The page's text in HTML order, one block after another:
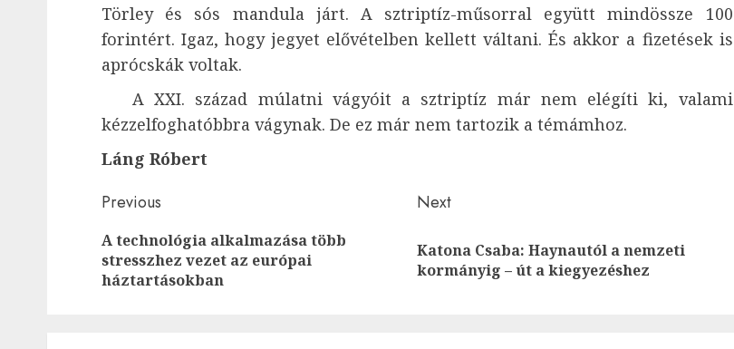
Törley és sós mandula járt. A sztriptíz-műsorral együtt mindössze 100
forintért. Igaz, hogy jegyet elővételben kellett váltani. És akkor a fizetések is
aprócskák voltak.
A XXI. század múlatni vágyóit a sztriptíz már nem elégíti ki, valami
kézzelfoghatóbbra vágynak. De ez már nem tartozik a témámhoz.
Láng Róbert
Post
navigation
Previous
Previous
post:
A technológia alkalmazása több
stresszhez vezet az európai
háztartásokban
Next
Next
post:
Katona Csaba: Haynautól a nemzeti
kormányig – út a kiegyezéshez